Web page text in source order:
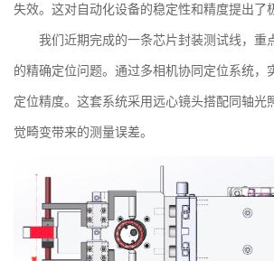
失效。这对自动化设备的稳定性和精度提出了
我们近期完成的一条芯片封装测试线，重
的精确定位问题。通过多相机协同定位系统，
定位精度。这套系统采用远心镜头搭配同轴光
觉畸变带来的测量误差。